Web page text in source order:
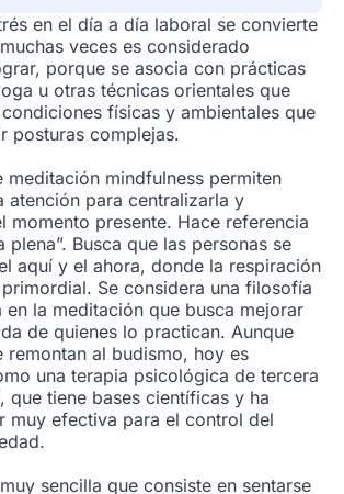
en el día a día laboral se convierte
veces es considerado
porque se asocia con prácticas
u otras técnicas orientales que
físicas y ambientales que
posturas complejas.
meditación mindfulness permiten
atención para centralizarla y
momento presente. Hace referencia
plena”. Busca que las personas se
aquí y el ahora, donde la respiración
Se considera una filosofía
en la meditación que busca mejorar
de quienes lo practican. Aunque
remontan al budismo, hoy es
una terapia psicológica de tercera
que tiene bases científicas y ha
muy efectiva para el control del
sencilla que consiste en sentarse